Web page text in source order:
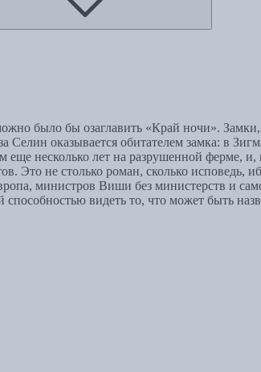
было бы озаглавить «Край ночи».
Селин оказывается обитателем замка: в
несколько лет на разрушенной ферме, и,
Это не столько роман, сколько
министров Виши без министерств и
способностью видеть то, что может быть